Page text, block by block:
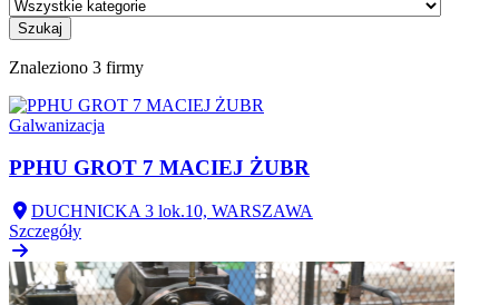
Szukaj
Znaleziono 3 firmy
Galwanizacja
PPHU GROT 7 MACIEJ ŻUBR
DUCHNICKA 3 lok.10, WARSZAWA
Szczegóły